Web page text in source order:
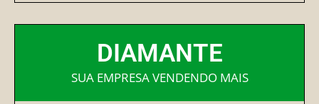
DIAMANTE
SUA EMPRESA VENDENDO MAIS